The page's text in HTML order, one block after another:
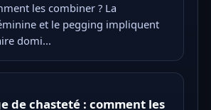
les combiner ? La
et le pegging impliquent
domi...
de chasteté : comment les